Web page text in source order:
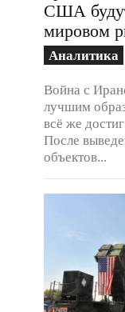
США
мировом
Аналитика
Война с
лучшим
всё же
После
объектов...